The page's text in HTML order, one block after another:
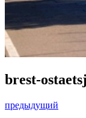
brest-
предыдущий